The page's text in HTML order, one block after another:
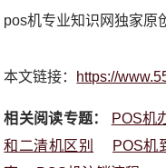
pos机专业知识网独家原
本文链接： https://
相关阅读专题： POS机
和二清机区别
POS机